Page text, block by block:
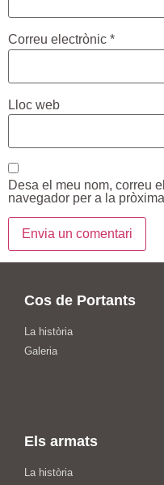
Correu electrònic *
Lloc web
Desa el meu nom, correu
navegador per a la
Cos de Portants
La història
Galeria
Els armats
La història